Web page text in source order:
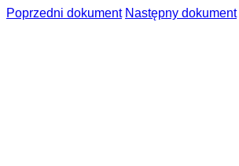
Poprzedni dokument Następny dokument